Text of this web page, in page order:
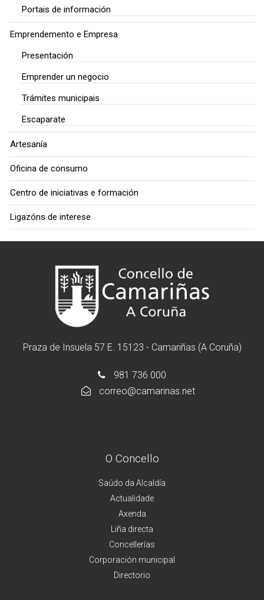
Portais de información
Emprendemento e Empresa
Presentación
Emprender un negocio
Trámites municipais
Escaparate
Artesanía
Oficina de consumo
Centro de iniciativas e formación
Ligazóns de interese
Praza de Insuela 57 E. 15123 - Camariñas (A Coruña)
981 736 000
correo@camarinas.net
O Concello
Saúdo da Alcaldía
Actualidade
Axenda
Liña directa
Concellerías
Corporación municipal
Directorio